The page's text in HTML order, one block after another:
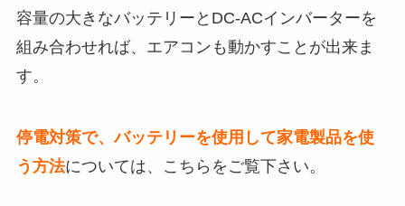
容量の大きなバッテリーとDC-ACインバーターを
組み合わせれば、エアコンも動かすことが出来ま
す。
停電対策で、バッテリーを使用して家電製品を使
う方法については、こちらをご覧下さい。